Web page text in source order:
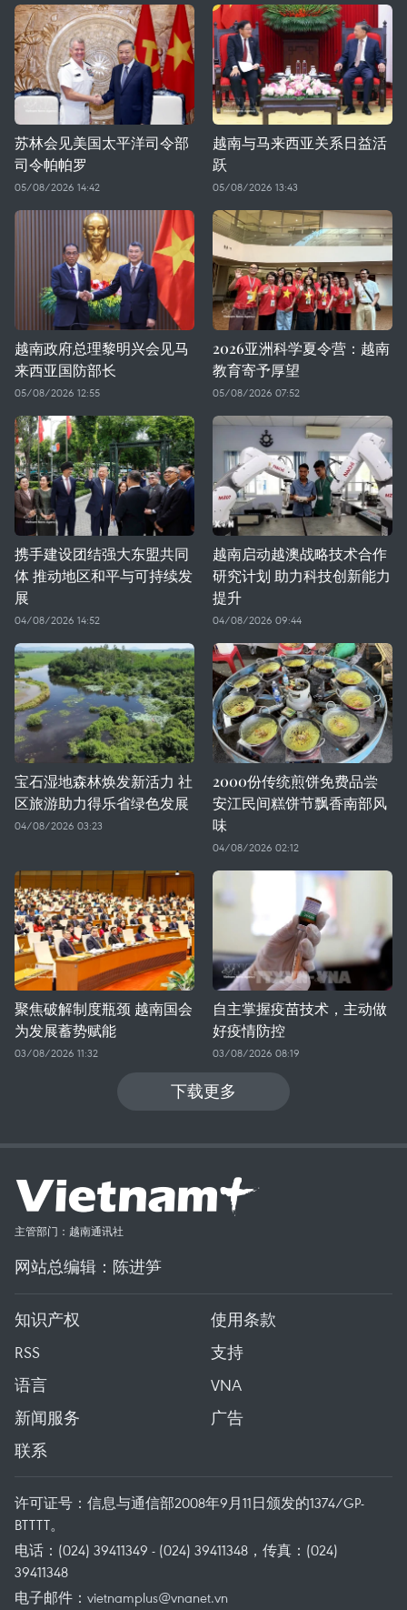
苏林会见美国太平洋司令部
司令帕帕罗
05/08/2026 14:42
越南与马来西亚关系日益活
跃
05/08/2026 13:43
越南政府总理黎明兴会见马
来西亚国防部长
05/08/2026 12:55
2026亚洲科学夏令营：越南
教育寄予厚望
05/08/2026 07:52
携手建设团结强大东盟共同
体 推动地区和平与可持续发
展
04/08/2026 14:52
越南启动越澳战略技术合作
研究计划 助力科技创新能力
提升
04/08/2026 09:44
宝石湿地森林焕发新活力 社
区旅游助力得乐省绿色发展
04/08/2026 03:23
2000份传统煎饼免费品尝
安江民间糕饼节飘香南部风
味
04/08/2026 02:12
聚焦破解制度瓶颈 越南国会
为发展蓄势赋能
03/08/2026 11:32
自主掌握疫苗技术，主动做
好疫情防控
03/08/2026 08:19
下载更多
主管部门：越南通讯社
网站总编辑：陈进笋
知识产权
使用条款
RSS
支持
语言
VNA
新闻服务
广告
联系
许可证号：信息与通信部2008年9月11日颁发的1374/GP-
BTTTT。
电话：(024) 39411349 - (024) 39411348，传真：(024)
39411348
电子邮件： vietnamplus@vnanet.vn